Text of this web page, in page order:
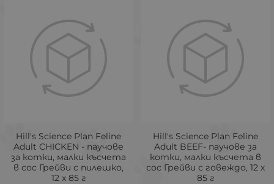
Hill's Science Plan Feline
Adult CHICKEN - паучове
за котки, малки късчета
в сос Грейви с пилешко,
12 х 85 г
Hill's Science Plan Feline
Adult BEEF- паучове за
котки, малки късчета в
сос Грейви с говеждо, 12 х
85 г